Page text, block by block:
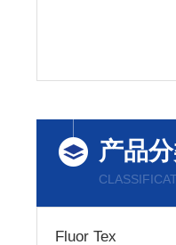
产品
Fluor Tex